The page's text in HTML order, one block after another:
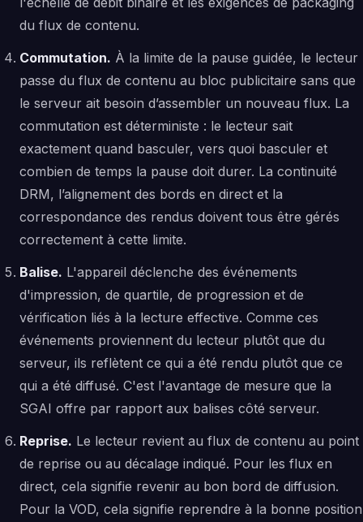
du flux de contenu.
Commutation. À la limite de la pause guidée, le lecteur
passe du flux de contenu au bloc publicitaire sans que
le serveur ait besoin d’assembler un nouveau flux. La
commutation est déterministe : le lecteur sait
exactement quand basculer, vers quoi basculer et
combien de temps la pause doit durer. La continuité
DRM, l’alignement des bords en direct et la
correspondance des rendus doivent tous être gérés
correctement à cette limite.
Balise. L'appareil déclenche des événements
d'impression, de quartile, de progression et de
vérification liés à la lecture effective. Comme ces
événements proviennent du lecteur plutôt que du
serveur, ils reflètent ce qui a été rendu plutôt que ce
qui a été diffusé. C'est l'avantage de mesure que la
SGAI offre par rapport aux balises côté serveur.
Reprise. Le lecteur revient au flux de contenu au point
de reprise ou au décalage indiqué. Pour les flux en
direct, cela signifie revenir au bon bord de diffusion.
Pour la VOD, cela signifie reprendre à la bonne position